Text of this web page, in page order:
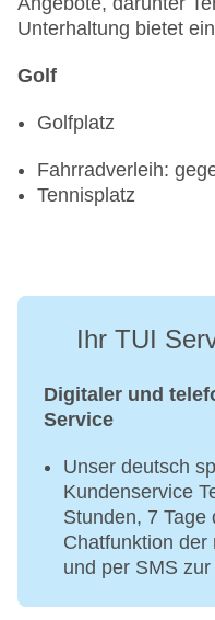
Unterhaltung bietet
Golf
Golfplatz
Fahrradverleih:
Tennisplatz
Ihr TUI
Digitaler und
Service
Unser deutsch
Kundenservice
Stunden, 7
Chatfunktion der
und per SMS